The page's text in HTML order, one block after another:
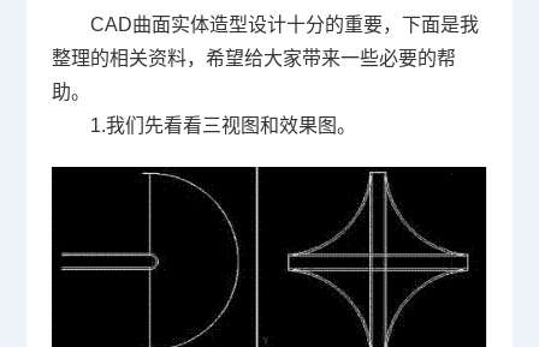
CAD曲面实体造型设计十分的重要，下面是我
整理的相关资料，希望给大家带来一些必要的帮
助。
1.我们先看看三视图和效果图。